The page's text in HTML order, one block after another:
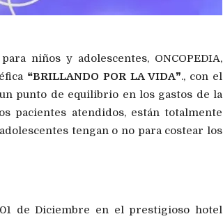
niños y adolescentes, ONCOPEDIA,
❝BRILLANDO POR LA VIDA❞., con el
punto de equilibrio en los gastos de la
pacientes atendidos, están totalmente
tengan o no para costear los
de Diciembre en el prestigioso hotel